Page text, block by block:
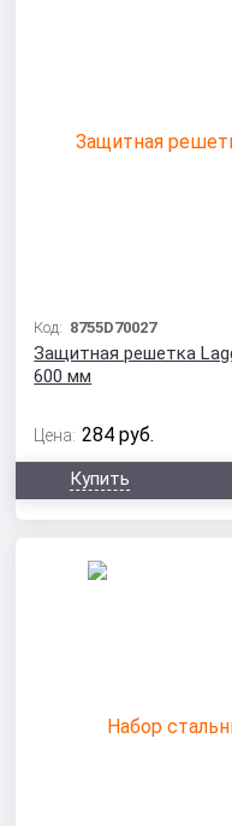
Код: 8755D70027
Защитная решетка
600 мм
Цена: 284 руб.
Купить